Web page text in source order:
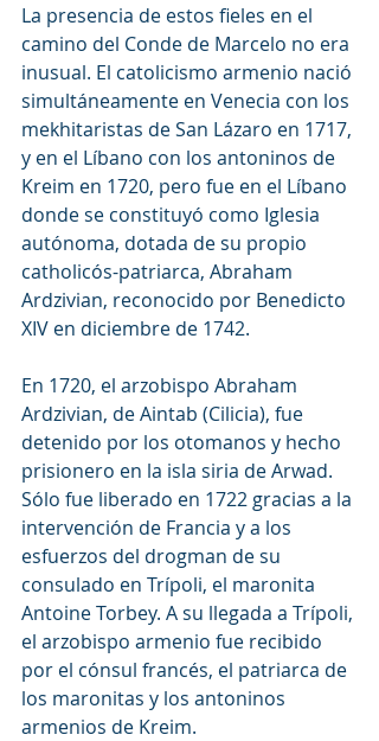
La presencia de estos fieles en el
camino del Conde de Marcelo no era
inusual. El catolicismo armenio nació
simultáneamente en Venecia con los
mekhitaristas de San Lázaro en 1717,
y en el Líbano con los antoninos de
Kreim en 1720, pero fue en el Líbano
donde se constituyó como Iglesia
autónoma, dotada de su propio
catholicós-patriarca, Abraham
Ardzivian, reconocido por Benedicto
XIV en diciembre de 1742.
En 1720, el arzobispo Abraham
Ardzivian, de Aintab (Cilicia), fue
detenido por los otomanos y hecho
prisionero en la isla siria de Arwad.
Sólo fue liberado en 1722 gracias a la
intervención de Francia y a los
esfuerzos del drogman de su
consulado en Trípoli, el maronita
Antoine Torbey. A su llegada a Trípoli,
el arzobispo armenio fue recibido
por el cónsul francés, el patriarca de
los maronitas y los antoninos
armenios de Kreim.